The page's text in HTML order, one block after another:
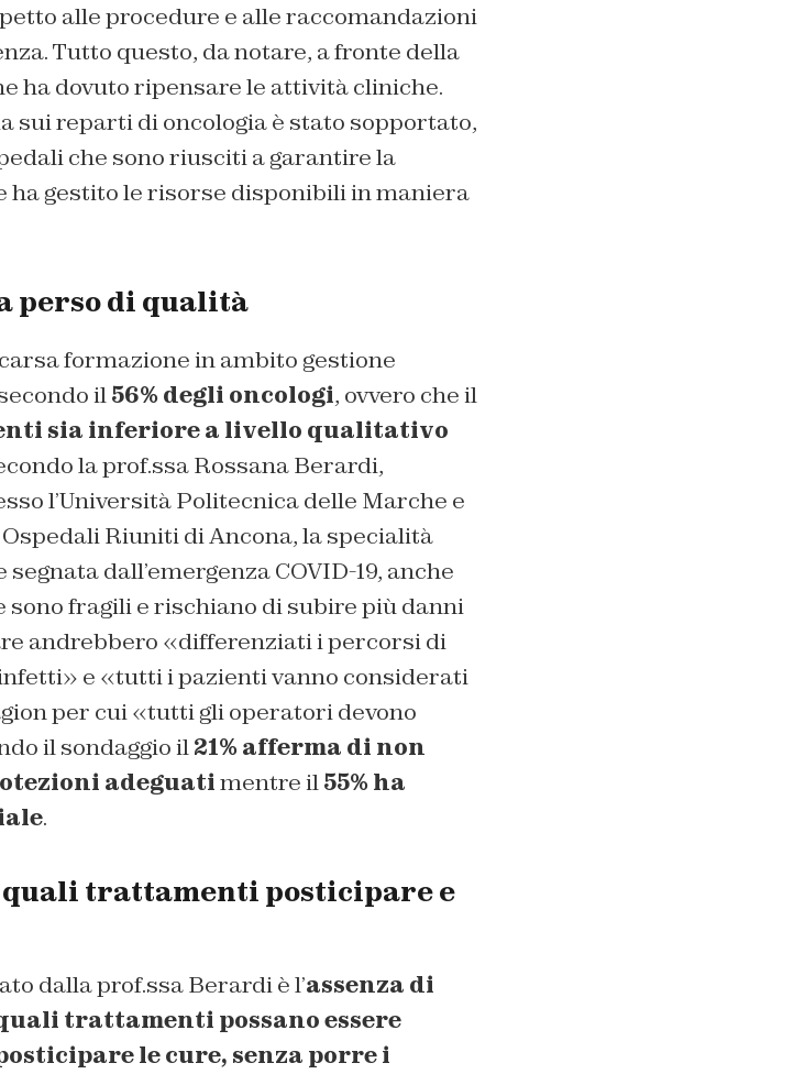
alle procedure e alle raccomandazioni
Tutto questo, da notare, a fronte della
ha dovuto ripensare le attività cliniche.
sui reparti di oncologia è stato sopportato,
che sono riusciti a garantire la
ha gestito le risorse disponibili in maniera
perso di qualità
formazione in ambito gestione
il56% degli oncologi, ovvero che il
sia inferiore a livello qualitativo
la prof.ssa Rossana Berardi,
l’Università Politecnica delle Marche e
Riuniti di Ancona, la specialità
dall’emergenza COVID-19, anche
fragili e rischiano di subire più danni
andrebbero «differenziati i percorsi di
e «tutti i pazienti vanno considerati
per cui «tutti gli operatori devono
il sondaggio il21% afferma di non
adeguatimentre il55% ha
.
quali trattamenti posticipare e
dalla prof.ssa Berardi è l’assenza di
trattamenti possano essere
le cure, senza porre i